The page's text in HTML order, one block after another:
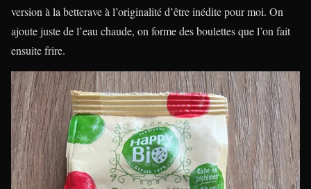
version à la betterave à l’originalité d’être inédite pour moi. On
ajoute juste de l’eau chaude, on forme des boulettes que l’on fait
ensuite frire.